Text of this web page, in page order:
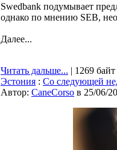
Swedbank подумывает
однако по мнению SEB,
Далее...
Читать дальше... | 1269 байт
Эстония : Со следующей
Автор: CaneCorso в 25/06/